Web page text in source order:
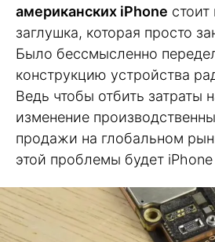
американских iPhone стоит
заглушка, которая просто
Было бессмысленно
конструкцию устройства
Ведь чтобы отбить затраты
изменение
продажи на глобальном
этой проблемы будет iPhone